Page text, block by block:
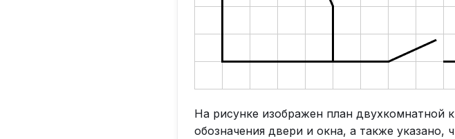
На рисунке изображен план
обозначения двери и окна, а также указано,